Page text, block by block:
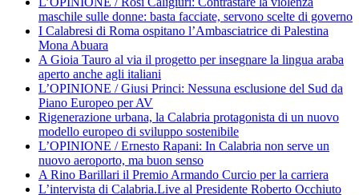
maschile sulle donne: basta facciate, servono scelte di governo
I Calabresi di Roma ospitano l’Ambasciatrice di Palestina
Mona Abuara
A Gioia Tauro al via il progetto per insegnare la lingua araba
aperto anche agli italiani
L’OPINIONE / Giusi Princi: Nessuna esclusione del Sud da
Piano Europeo per AV
Rigenerazione urbana, la Calabria protagonista di un nuovo
modello europeo di sviluppo sostenibile
L’OPINIONE / Ernesto Rapani: In Calabria non serve un
nuovo aeroporto, ma buon senso
A Rino Barillari il Premio Armando Curcio per la carriera
L’intervista di Calabria.Live al Presidente Roberto Occhiuto